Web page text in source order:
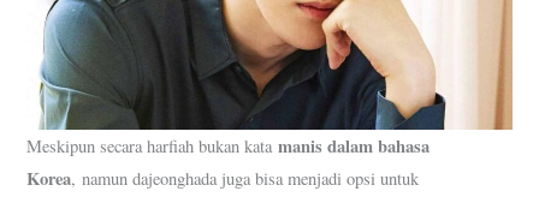
Meskipun secara harfiah bukan katamanis dalam bahasa
Korea, namun dajeonghada juga bisa menjadi opsi untuk